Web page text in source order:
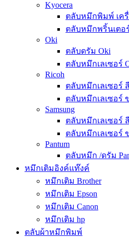
Kyocera
ตลับหมึกพิมพ์ เค
ตลับหมึกพริ้นเตอร์
Oki
ตลับดรัม Oki
ตลับหมึกเลเซอร์
Ricoh
ตลับหมึกเลเซอร์
ตลับหมึกเลเซอร์
Samsung
ตลับหมึกเลเซอร์ สี
ตลับหมึกเลเซอร์
Pantum
ตลับหมึก /ดรัม
หมึกเติมอิงค์แท๊งค์
หมึกเติม Brother
หมึกเติม Epson
หมึกเติม Canon
หมึกเติม hp
ตลับผ้าหมึกพิมพ์